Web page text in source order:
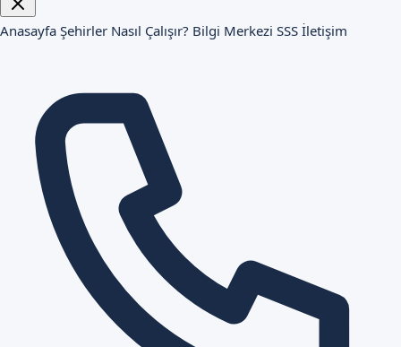
Anasayfa Şehirler Nasıl Çalışır? Bilgi Merkezi SSS İletişim